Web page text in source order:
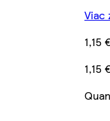
Viac
1,15
1,15